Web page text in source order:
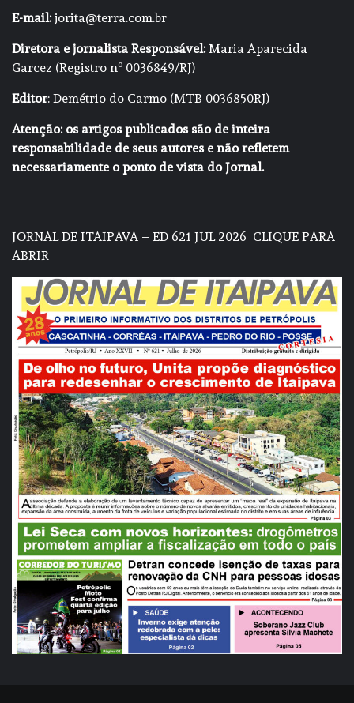
E-mail:jorita@terra.com.br
Diretora e jornalista Responsável:Maria Aparecida
Garcez (Registro nº 0036849/RJ)
Editor: Demétrio do Carmo (MTB 0036850RJ)
Atenção: os artigos publicados são de inteira
responsabilidade de seus autores e não refletem
necessariamente o ponto de vista do Jornal.
JORNAL DE ITAIPAVA – ED 621 JUL 2026 CLIQUE PARA
ABRIR